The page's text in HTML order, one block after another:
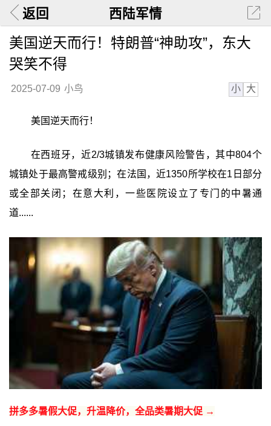
返回 西陆军情
美国逆天而行！特朗普“神助攻”，东大
哭笑不得
2025-07-09 小鸟 小 大
美国逆天而行！
在西班牙，近2/3城镇发布健康风险警告，其中804个
城镇处于最高警戒级别；在法国，近1350所学校在1日部分
或全部关闭；在意大利，一些医院设立了专门的中暑通
道......
拼多多暑假大促，升温降价，全品类暑期大促 →